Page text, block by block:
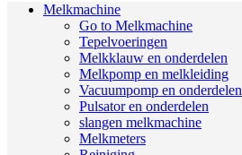
Melkmachine
Go to Melkmachine
Tepelvoeringen
Melkklauw en onderdelen
Melkpomp en melkleiding
Vacuumpomp en onderdelen
Pulsator en onderdelen
slangen melkmachine
Melkmeters